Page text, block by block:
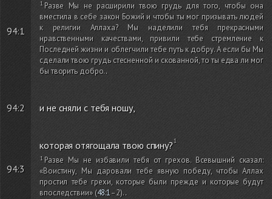
94:1
Разве Мы не расширили твою грудь для того, чтобы она
вместила в себе закон Божий и чтобы ты мог призывать людей
к религии Аллаха? Мы наделили тебя прекрасными
нравственными качествами, привили тебе стремление к
Последней жизни и облегчили тебе путь к добру. А если бы Мы
сделали твою грудь стесненной и скованной, то ты едва ли мог
бы творить добро..
94:2 и не сняли с тебя ношу,
94:3
которая отягощала твою спину?
Разве Мы не избавили тебя от грехов. Всевышний сказал:
«Воистину, Мы даровали тебе явную победу, чтобы Аллах
простил тебе грехи, которые были прежде и которые будут
впоследствии»(48:1–2)..